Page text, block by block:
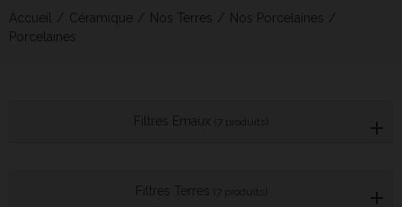
Accueil Céramique Nos Terres
Nos Porcelaines
Porcelaines
Filtres Emaux (7 produits)
Filtres Terres (7 produits)
Comment puis-je vous aider aujourd'hui ?